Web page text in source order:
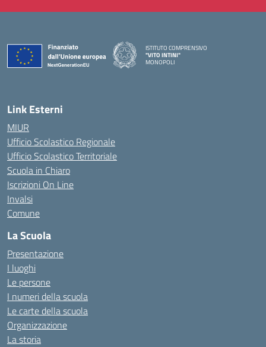
ISTITUTO COMPRENSIVO
"VITO INTINI"
MONOPOLI
Link Esterni
MIUR
Ufficio Scolastico Regionale
Ufficio Scolastico Territoriale
Scuola in Chiaro
Iscrizioni On Line
Invalsi
Comune
La Scuola
Presentazione
I luoghi
Le persone
I numeri della scuola
Le carte della scuola
Organizzazione
La storia